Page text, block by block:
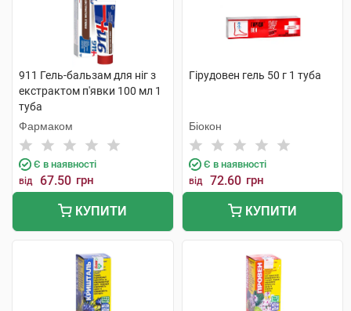
911 Гель-бальзам для ніг з
екстрактом п'явки 100 мл 1
туба
Фармаком
Є в наявності
від 67.50 грн
КУПИТИ
Гірудовен гель 50 г 1 туба
Біокон
Є в наявності
від 72.60 грн
КУПИТИ